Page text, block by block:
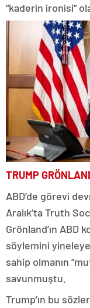
“kaderin ironisi”
TRUMP
ABD’de görevi
Aralık’ta Truth
Grönland’ın
söylemini
sahip olmanın
savunmuştu.
Trump’ın bu